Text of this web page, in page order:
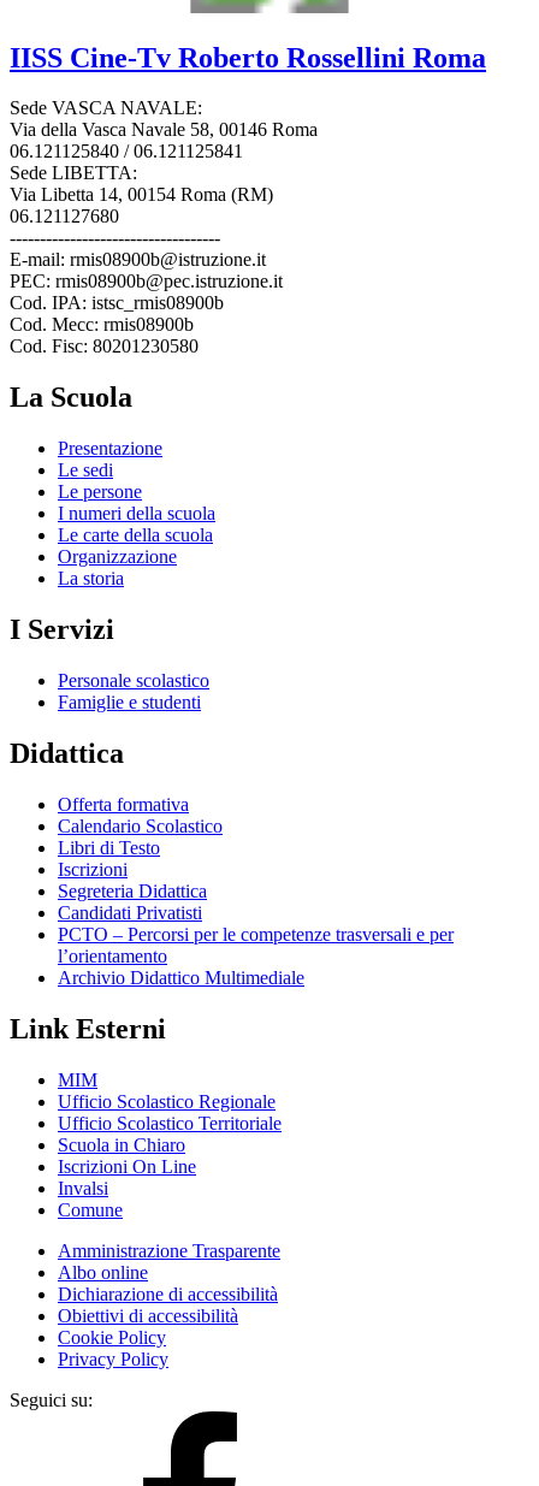
IISS Cine-Tv Roberto Rossellini Roma
Sede VASCA NAVALE:
Via della Vasca Navale 58, 00146 Roma
06.121125840 / 06.121125841
Sede LIBETTA:
Via Libetta 14, 00154 Roma (RM)
06.121127680
-----------------------------------
E-mail: rmis08900b@istruzione.it
PEC: rmis08900b@pec.istruzione.it
Cod. IPA: istsc_rmis08900b
Cod. Mecc: rmis08900b
Cod. Fisc: 80201230580
La Scuola
Presentazione
Le sedi
Le persone
I numeri della scuola
Le carte della scuola
Organizzazione
La storia
I Servizi
Personale scolastico
Famiglie e studenti
Didattica
Offerta formativa
Calendario Scolastico
Libri di Testo
Iscrizioni
Segreteria Didattica
Candidati Privatisti
PCTO – Percorsi per le competenze trasversali e per
l’orientamento
Archivio Didattico Multimediale
Link Esterni
MIM
Ufficio Scolastico Regionale
Ufficio Scolastico Territoriale
Scuola in Chiaro
Iscrizioni On Line
Invalsi
Comune
Amministrazione Trasparente
Albo online
Dichiarazione di accessibilità
Obiettivi di accessibilità
Cookie Policy
Privacy Policy
Seguici su: